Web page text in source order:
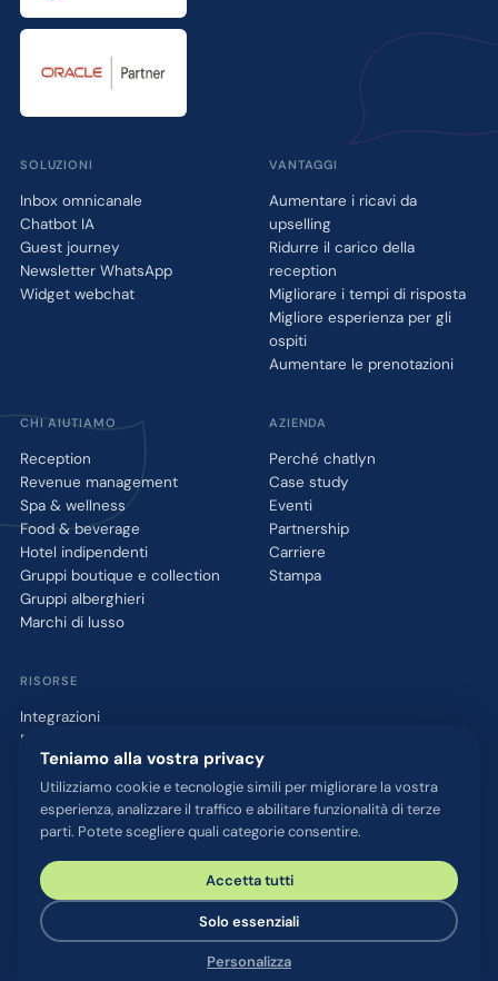
SOLUZIONI
Inbox omnicanale
Chatbot IA
Guest journey
Newsletter WhatsApp
Widget webchat
VANTAGGI
Aumentare i ricavi da
upselling
Ridurre il carico della
reception
Migliorare i tempi di risposta
Migliore esperienza per gli
ospiti
Aumentare le prenotazioni
CHI AIUTIAMO
Reception
Revenue management
Spa & wellness
Food & beverage
Hotel indipendenti
Gruppi boutique e collection
Gruppi alberghieri
Marchi di lusso
AZIENDA
Perché chatlyn
Case study
Eventi
Partnership
Carriere
Stampa
RISORSE
Integrazioni
Blog
Glossario
Strumento QR WhatsApp
Parla con noi
Informativa sulla privacy
Termini e condizioni
Sicurezza & complianceImpostazioni cookie
Realizzato con in Austria
Teniamo alla vostra privacy
Utilizziamo cookie e tecnologie simili per migliorare la vostra
esperienza, analizzare il traffico e abilitare funzionalità di terze
parti. Potete scegliere quali categorie consentire.
Accetta tutti
Solo essenziali
Personalizza